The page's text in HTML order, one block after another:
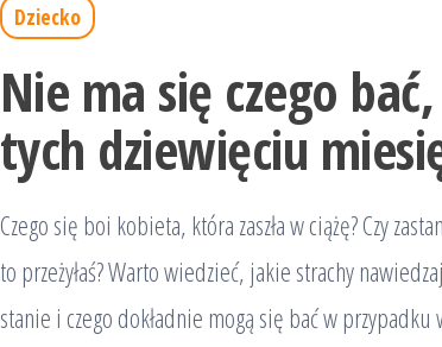
Dziecko
Nie ma się czego
tych dziewięciu
Czego się boi kobieta, która zaszła w ciążę? Czy
to przeżyłaś? Warto wiedzieć, jakie strachy
stanie i czego dokładnie mogą się bać w